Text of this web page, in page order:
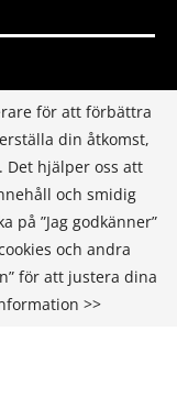
för att förbättra
din åtkomst,
Det hjälper oss att
och smidig
på ”Jag godkänner”
och andra
för att justera dina
>>